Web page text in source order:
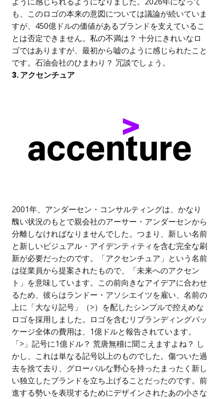
も、このロゴの本来の意図については議論が続いていま
すが、450億ドルの価値があるブランドを支えているこ
とは否定できません。私の不満は？ 十分にきれいなロ
ゴではありますが、最初から嘘のように感じられたこと
です。石油会社のひまわり？ 冗談でしょう。
3. アクセンチュア
2001年、アンダーセン・コンサルティングは、かなり
醜い状況のもとで親会社のアーサー・アンダーセンから
分離しなければなりませんでした。つまり、新しい名前
と新しいビジュアル・アイデンティティを含む完全な刷
新が必要だったのです。「アクセンチュア」という名前
は従業員から提案されたもので、「未来へのアクセン
ト」を意味しています。この前向きなアイデアに合わせ
るため、彼らはランドー・アソシエイツを雇い、名前の
上に「大なり記号」（>）を配したシンプルで控えめな
ロゴを採用しました。ロゴを含むリブランディングパッ
ケージ全体の費用は、1億ドルと報告されています。
「>」記号に1億ドル？ 荒唐無稽に聞こえますよね？ し
かし、これは単なる記号以上のものでした。傷ついた過
去を捨て去り、グローバルな野心を持ったまったく新し
い独立したブランドを立ち上げることだったのです。前
進する勢いを表現するためにデザインされたあの小さな